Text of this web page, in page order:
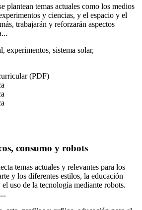
plantean temas actuales como los medios
y ciencias, y el espacio y el
trabajarán y reforzarán aspectos
experimentos, sistema solar,
(PDF)
consumo y robots
temas actuales y relevantes para los
y los diferentes estilos, la educación
uso de la tecnología mediante robots.